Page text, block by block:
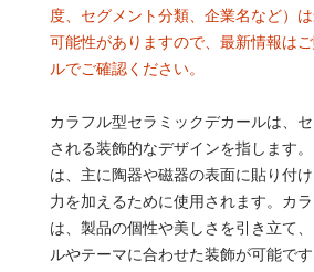
度、セグメント分類、企業名など）
可能性がありますので、最新情報は
ルでご確認ください。
カラフル型セラミックデカールは、
される装飾的なデザインを指します
は、主に陶器や磁器の表面に貼り付
力を加えるために使用されます。カ
は、製品の個性や美しさを引き立て
ルやテーマに合わせた装飾が可能です